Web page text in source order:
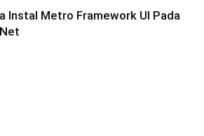
Instal Metro Framework UI Pada